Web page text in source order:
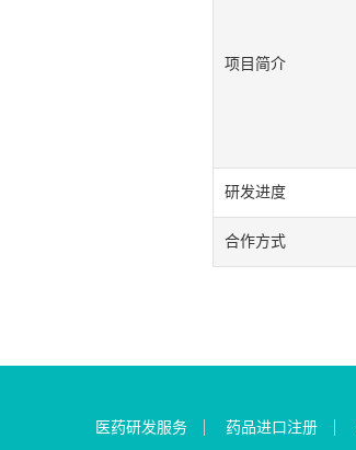
项目简介
研发进度
合作方式
医药研发服务 药品进口注册